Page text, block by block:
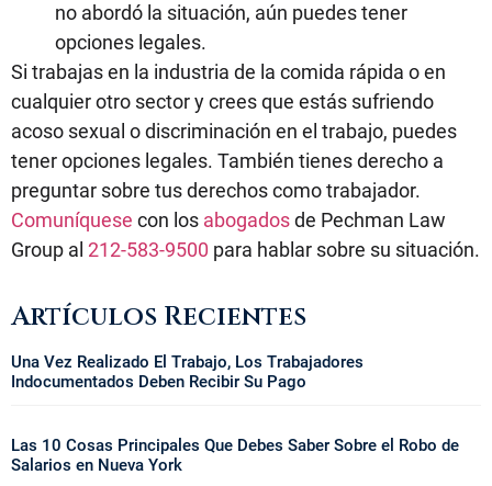
no abordó la situación, aún puedes tener
opciones legales.
Si trabajas en la industria de la comida rápida o en
cualquier otro sector y crees que estás sufriendo
acoso sexual o discriminación en el trabajo, puedes
tener opciones legales. También tienes derecho a
preguntar sobre tus derechos como trabajador.
Comuníquese con los abogadosde Pechman Law
Group al 212-583-9500 para hablar sobre su situación.
Artículos Recientes
Una Vez Realizado El Trabajo, Los Trabajadores
Indocumentados Deben Recibir Su Pago
Las 10 Cosas Principales Que Debes Saber Sobre el Robo de
Salarios en Nueva York